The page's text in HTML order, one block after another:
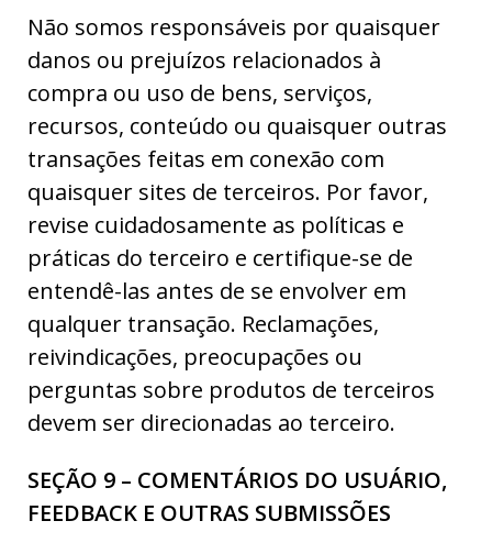
Não somos responsáveis por quaisquer
danos ou prejuízos relacionados à
compra ou uso de bens, serviços,
recursos, conteúdo ou quaisquer outras
transações feitas em conexão com
quaisquer sites de terceiros. Por favor,
revise cuidadosamente as políticas e
práticas do terceiro e certifique-se de
entendê-las antes de se envolver em
qualquer transação. Reclamações,
reivindicações, preocupações ou
perguntas sobre produtos de terceiros
devem ser direcionadas ao terceiro.
SEÇÃO 9 – COMENTÁRIOS DO USUÁRIO,
FEEDBACK E OUTRAS SUBMISSÕES